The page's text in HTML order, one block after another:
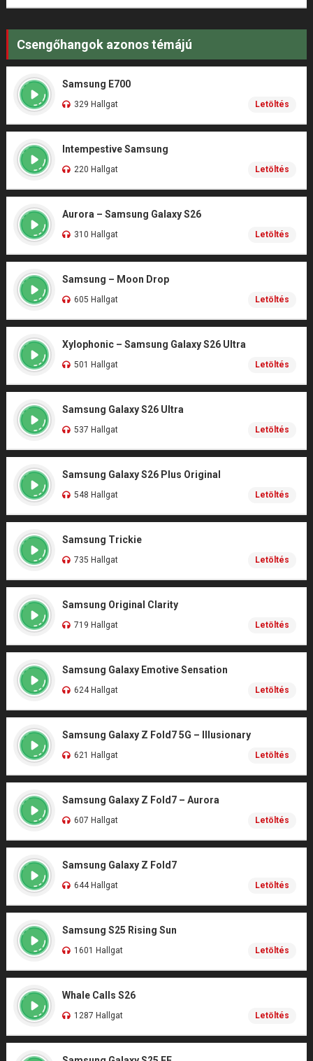
Csengőhangok azonos témájú
Samsung E700
329 Hallgat Letöltés
Intempestive Samsung
220 Hallgat Letöltés
Aurora – Samsung Galaxy S26
310 Hallgat Letöltés
Samsung – Moon Drop
605 Hallgat Letöltés
Xylophonic – Samsung Galaxy S26 Ultra
501 Hallgat Letöltés
Samsung Galaxy S26 Ultra
537 Hallgat Letöltés
Samsung Galaxy S26 Plus Original
548 Hallgat Letöltés
Samsung Trickie
735 Hallgat Letöltés
Samsung Original Clarity
719 Hallgat Letöltés
Samsung Galaxy Emotive Sensation
624 Hallgat Letöltés
Samsung Galaxy Z Fold7 5G – Illusionary
621 Hallgat Letöltés
Samsung Galaxy Z Fold7 – Aurora
607 Hallgat Letöltés
Samsung Galaxy Z Fold7
644 Hallgat Letöltés
Samsung S25 Rising Sun
1601 Hallgat Letöltés
Whale Calls S26
1287 Hallgat Letöltés